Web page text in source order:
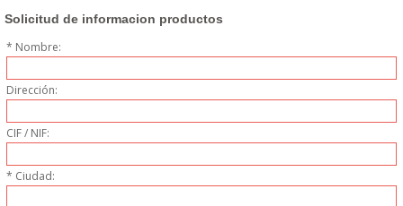
PERSONAL
LIMPIEZA
Solicitud de informacion productos
* Nombre:
Dirección:
CIF / NIF:
* Ciudad: